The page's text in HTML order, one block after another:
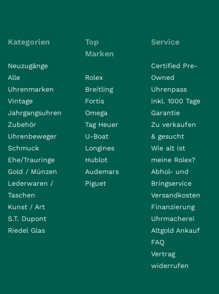
Kategorien
Neuzugänge
Alle
Uhrenmarken
Vintage
Jahrgangsuhren
Zubehör
Uhrenbeweger
Schmuck
Ehe/Trauringe
Gold / Münzen
Lederwaren /
Taschen
Kunst / Art
S.T. Dupont
Riedel Glas
Top
Marken
Rolex
Breitling
Fortis
Omega
Tag Heuer
U-Boat
Longines
Hublot
Audemars
Piguet
Service
Certified Pre-
Owned
Uhrenpass
inkl. 1000 Tage
Garantie
Zu verkaufen
& gesucht
Wie alt ist
meine Rolex?
Abhol- und
Bringservice
Versandkosten
Finanzierung
Uhrmacherei
Altgold Ankauf
FAQ
Vertrag
widerrufen